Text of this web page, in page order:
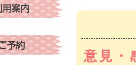
意見・